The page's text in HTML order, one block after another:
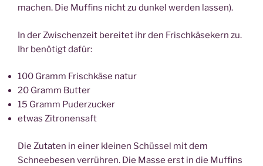
machen. Die Muffins nicht zu dunkel werden lassen).
In der Zwischenzeit bereitet ihr den Frischkäsekern zu.
Ihr benötigt dafür:
100 Gramm Frischkäse natur
20 Gramm Butter
15 Gramm Puderzucker
etwas Zitronensaft
Die Zutaten in einer kleinen Schüssel mit dem
Schneebesen verrühren. Die Masse erst in die Muffins